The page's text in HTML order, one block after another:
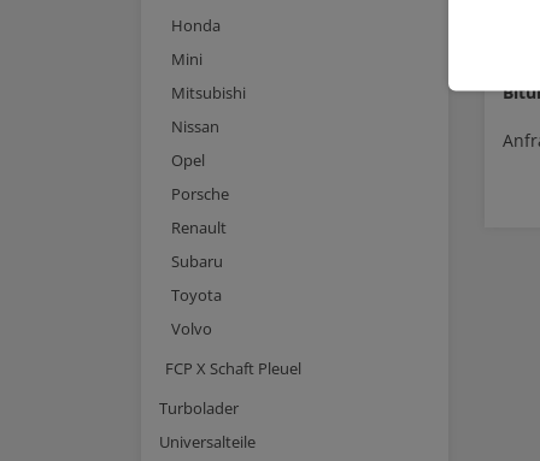
Honda
Mini
Mitsubishi
Nissan
Opel
Porsche
Renault
Subaru
Toyota
Volvo
FCP X Schaft Pleuel
Turbolader
Universalteile